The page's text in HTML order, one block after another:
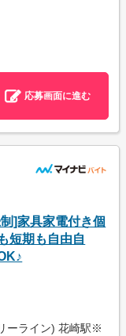
応募画面に進む
]家具家電付き個
短期も自由自
ーライン) 花崎駅※